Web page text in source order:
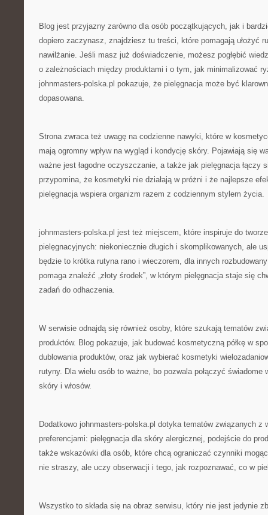
Blog jest przyjazny zarówno dla osób początkujących, jak i
dopiero zaczynasz, znajdziesz tu treści, które pomagają ułożyć
nawilżanie. Jeśli masz już doświadczenie, możesz pogłębić
o zależnościach między produktami i o tym, jak minimalizować
johnmasters-polska.pl pokazuje, że pielęgnacja może być
dopasowana.
Strona zwraca też uwagę na codzienne nawyki, które w
mają ogromny wpływ na wygląd i kondycję skóry. Pojawiają się
ważne jest łagodne oczyszczanie, a także jak pielęgnacja łączy
przypomina, że kosmetyki nie działają w próżni i że najlepsze
pielęgnacja wspiera organizm razem z codziennym stylem życia.
johnmasters-polska.pl jest też miejscem, które inspiruje do
pielęgnacyjnych: niekoniecznie długich i skomplikowanych, ale
będzie to krótka rutyna rano i wieczorem, dla innych
pomaga znaleźć „złoty środek”, w którym pielęgnacja staje się
zadań do odhaczenia.
W serwisie odnajdą się również osoby, które szukają tematów
produktów. Blog pokazuje, jak budować kosmetyczną półkę w
dublowania produktów, oraz jak wybierać kosmetyki
rutyny. Dla wielu osób to ważne, bo pozwala połączyć
skóry i włosów.
Dodatkowo johnmasters-polska.pl dotyka tematów związanych z
preferencjami: pielęgnacja dla skóry alergicznej, podejście do
także wskazówki dla osób, które chcą ograniczać czynniki
nie straszy, ale uczy obserwacji i tego, jak rozpoznawać, co w
Wszystko to składa się na obraz serwisu, który nie jest jedynie